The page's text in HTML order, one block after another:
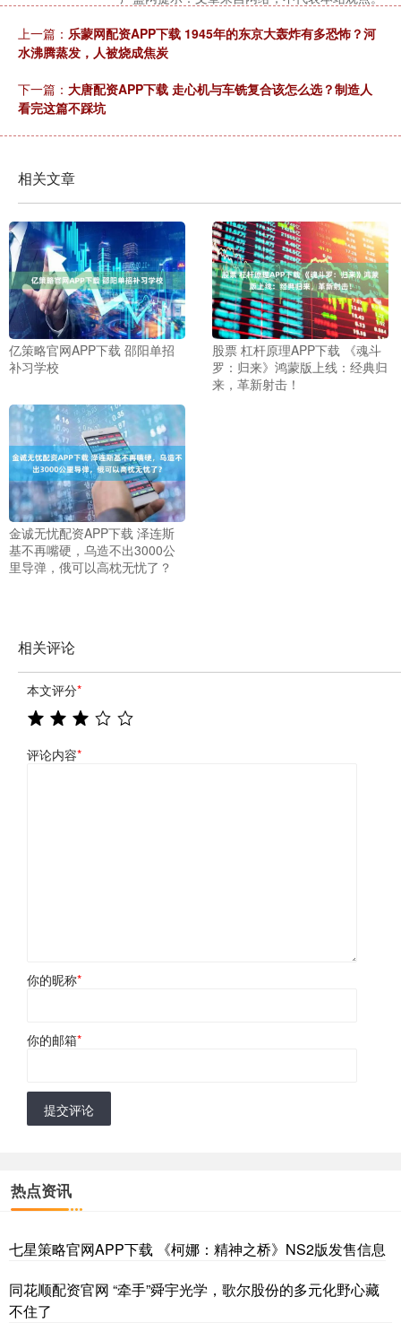
上一篇： 乐蒙网配资APP下载 1945年的东京大轰炸有多恐怖？河
水沸腾蒸发，人被烧成焦炭
下一篇： 大唐配资APP下载 走心机与车铣复合该怎么选？制造人
看完这篇不踩坑
相关文章
亿策略官网APP下载 邵阳单招
补习学校
股票 杠杆原理APP下载 《魂斗
罗：归来》鸿蒙版上线：经典归
来，革新射击！
金诚无忧配资APP下载 泽连斯
基不再嘴硬，乌造不出3000公
里导弹，俄可以高枕无忧了？
相关评论
本文评分*
评论内容*
你的昵称*
你的邮箱*
提交评论
热点资讯
七星策略官网APP下载 《柯娜：精神之桥》NS2版发售信息
同花顺配资官网 “牵手”舜宇光学，歌尔股份的多元化野心藏
不住了